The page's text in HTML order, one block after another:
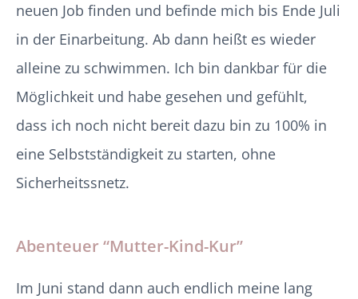
neuen Job finden und befinde mich bis Ende Juli
in der Einarbeitung. Ab dann heißt es wieder
alleine zu schwimmen. Ich bin dankbar für die
Möglichkeit und habe gesehen und gefühlt,
dass ich noch nicht bereit dazu bin zu 100% in
eine Selbstständigkeit zu starten, ohne
Sicherheitssnetz.
Abenteuer “Mutter-Kind-Kur”
Im Juni stand dann auch endlich meine lang